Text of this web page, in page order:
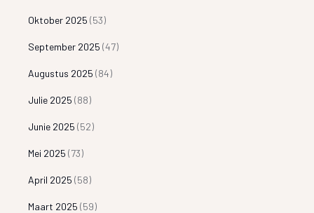
Oktober 2025 (53)
September 2025 (47)
Augustus 2025 (84)
Julie 2025 (88)
Junie 2025 (52)
Mei 2025 (73)
April 2025 (58)
Maart 2025 (59)